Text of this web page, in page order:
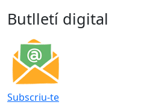
Butlletí digital
Subscriu-te